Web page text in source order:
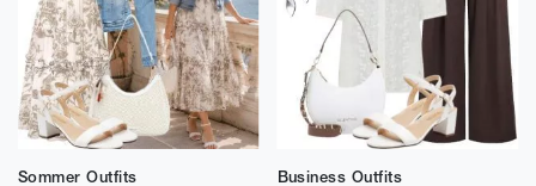
Sommer Outfits
Business Outfits